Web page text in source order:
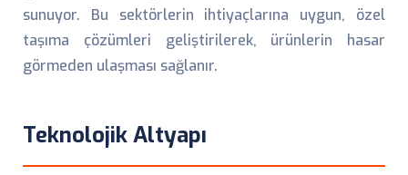
sunuyor. Bu sektörlerin ihtiyaçlarına uygun, özel
taşıma çözümleri geliştirilerek, ürünlerin hasar
görmeden ulaşması sağlanır.
Teknolojik Altyapı